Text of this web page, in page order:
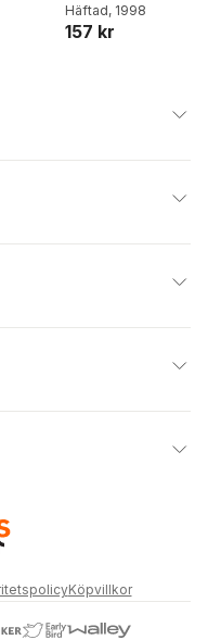
Häftad, 1998
157 kr
Köpvillkor